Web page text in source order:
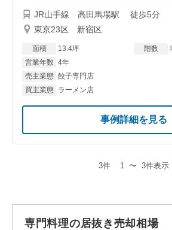
JR山手線 高田馬場駅 徒歩5分
東京23区 新宿区
面積 13.4坪 階数
営業年数 4年
売主業態 餃子専門店
買主業態
ラーメン店
事例詳細を見る
3件 1 〜 3件表示
専門料理の居抜き売却相場